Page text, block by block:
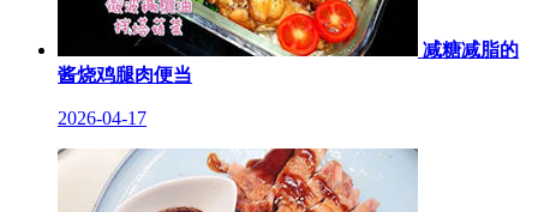
减糖减脂的
酱烧鸡腿肉便当
2026-04-17